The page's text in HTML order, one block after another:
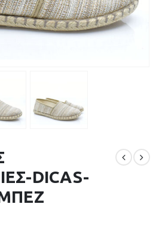
DICAS-